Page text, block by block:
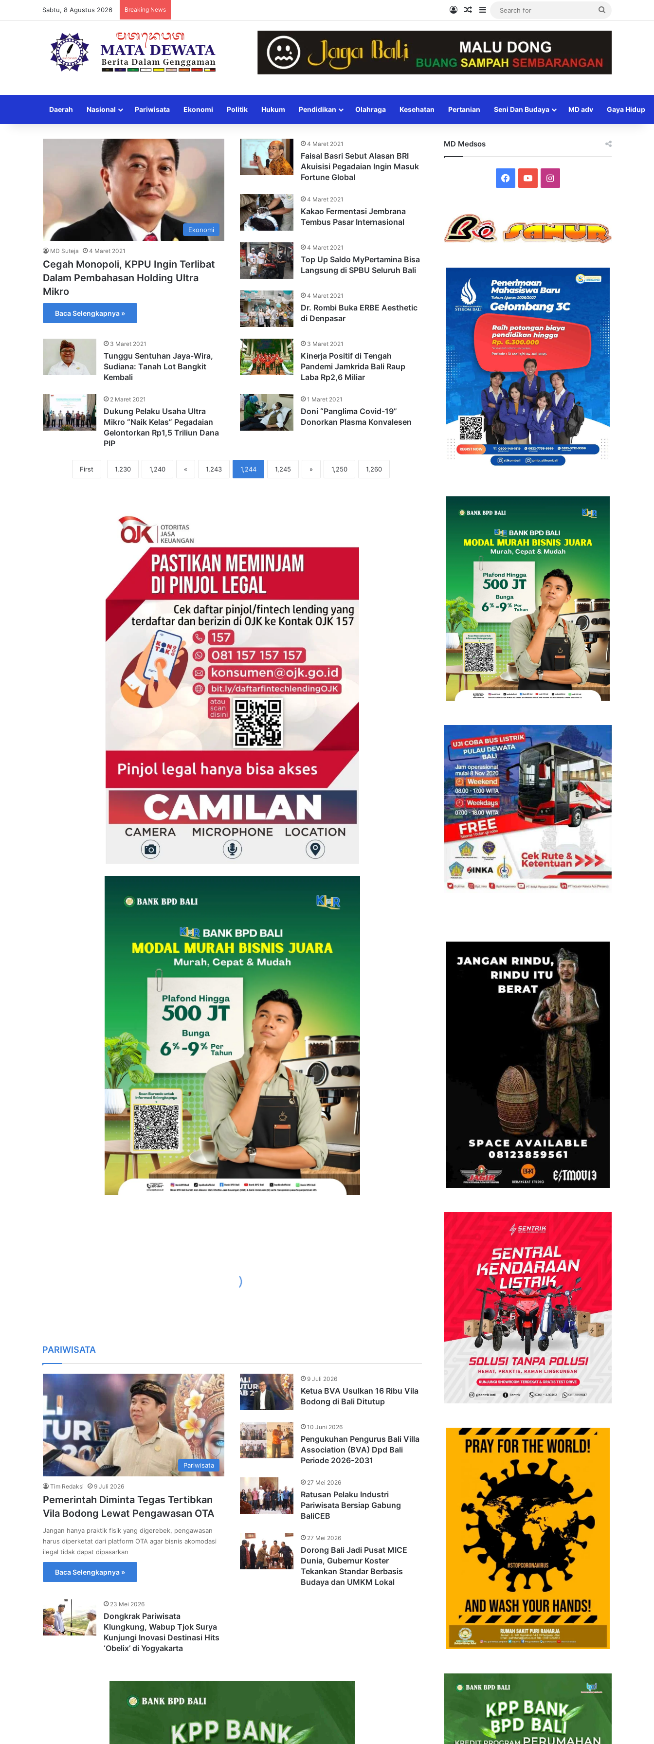
Sabtu, 8 Agustus 2026 Breaking News Log InRandom Article
Sidebar
Daerah Nasional Pariwisata Ekonomi Politik Hukum Pendidikan Olahraga Kesehatan Pertanian Seni Dan Budaya MD adv Gaya Hidup
Ekonomi
MD Suteja 4 Maret 2021
Cegah Monopoli, KPPU Ingin Terlibat
Dalam Pembahasan Holding Ultra
Mikro
Baca Selengkapnya »
4 Maret 2021
Faisal Basri Sebut Alasan BRI
Akuisisi Pegadaian Ingin Masuk
Fortune Global
4 Maret 2021
Kakao Fermentasi Jembrana
Tembus Pasar Internasional
4 Maret 2021
Top Up Saldo MyPertamina Bisa
Langsung di SPBU Seluruh Bali
4 Maret 2021
Dr. Rombi Buka ERBE Aesthetic
di Denpasar
3 Maret 2021
Tunggu Sentuhan Jaya-Wira,
Sudiana: Tanah Lot Bangkit
Kembali
3 Maret 2021
Kinerja Positif di Tengah
Pandemi Jamkrida Bali Raup
Laba Rp2,6 Miliar
2 Maret 2021
Dukung Pelaku Usaha Ultra
Mikro “Naik Kelas” Pegadaian
Gelontorkan Rp1,5 Triliun Dana
PIP
1 Maret 2021
Doni “Panglima Covid-19”
Donorkan Plasma Konvalesen
First 1,230 1,240 « 1,243 1,244 1,245 » 1,250 1,260
PARIWISATA
Pariwisata
Tim Redaksi 9 Juli 2026
Pemerintah Diminta Tegas Tertibkan
Vila Bodong Lewat Pengawasan OTA
Jangan hanya praktik fisik yang digerebek, pengawasan
harus diperketat dari platform OTA agar bisnis akomodasi
ilegal tidak dapat dipasarkan
Baca Selengkapnya »
9 Juli 2026
Ketua BVA Usulkan 16 Ribu Vila
Bodong di Bali Ditutup
10 Juni 2026
Pengukuhan Pengurus Bali Villa
Association (BVA) Dpd Bali
Periode 2026-2031
27 Mei 2026
Ratusan Pelaku Industri
Pariwisata Bersiap Gabung
BaliCEB
27 Mei 2026
Dorong Bali Jadi Pusat MICE
Dunia, Gubernur Koster
Tekankan Standar Berbasis
Budaya dan UMKM Lokal
23 Mei 2026
Dongkrak Pariwisata
Klungkung, Wabup Tjok Surya
Kunjungi Inovasi Destinasi Hits
‘Obelix’ di Yogyakarta
MD Medsos
Facebook
YouTubeInstagram